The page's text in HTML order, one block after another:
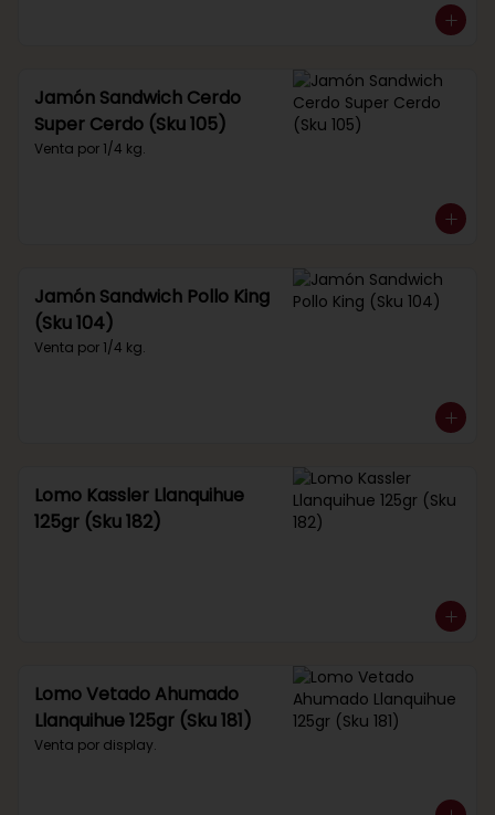
Jamón Sandwich Cerdo
Super Cerdo (Sku 105)
Venta por 1/4 kg.
Jamón Sandwich Pollo King
(Sku 104)
Venta por 1/4 kg.
Lomo Kassler Llanquihue
125gr (Sku 182)
Lomo Vetado Ahumado
Llanquihue 125gr (Sku 181)
Venta por display.